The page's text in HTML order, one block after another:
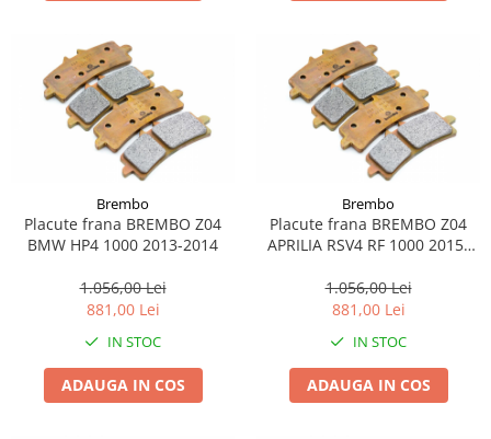
Brembo
Placute frana BREMBO Z04
BMW HP4 1000 2013-2014
1.056,00 Lei
881,00 Lei
IN STOC
ADAUGA IN COS
Brembo
Placute frana BREMBO Z04
APRILIA RSV4 RF 1000 2015-
1.056,00 Lei
881,00 Lei
IN STOC
ADAUGA IN COS